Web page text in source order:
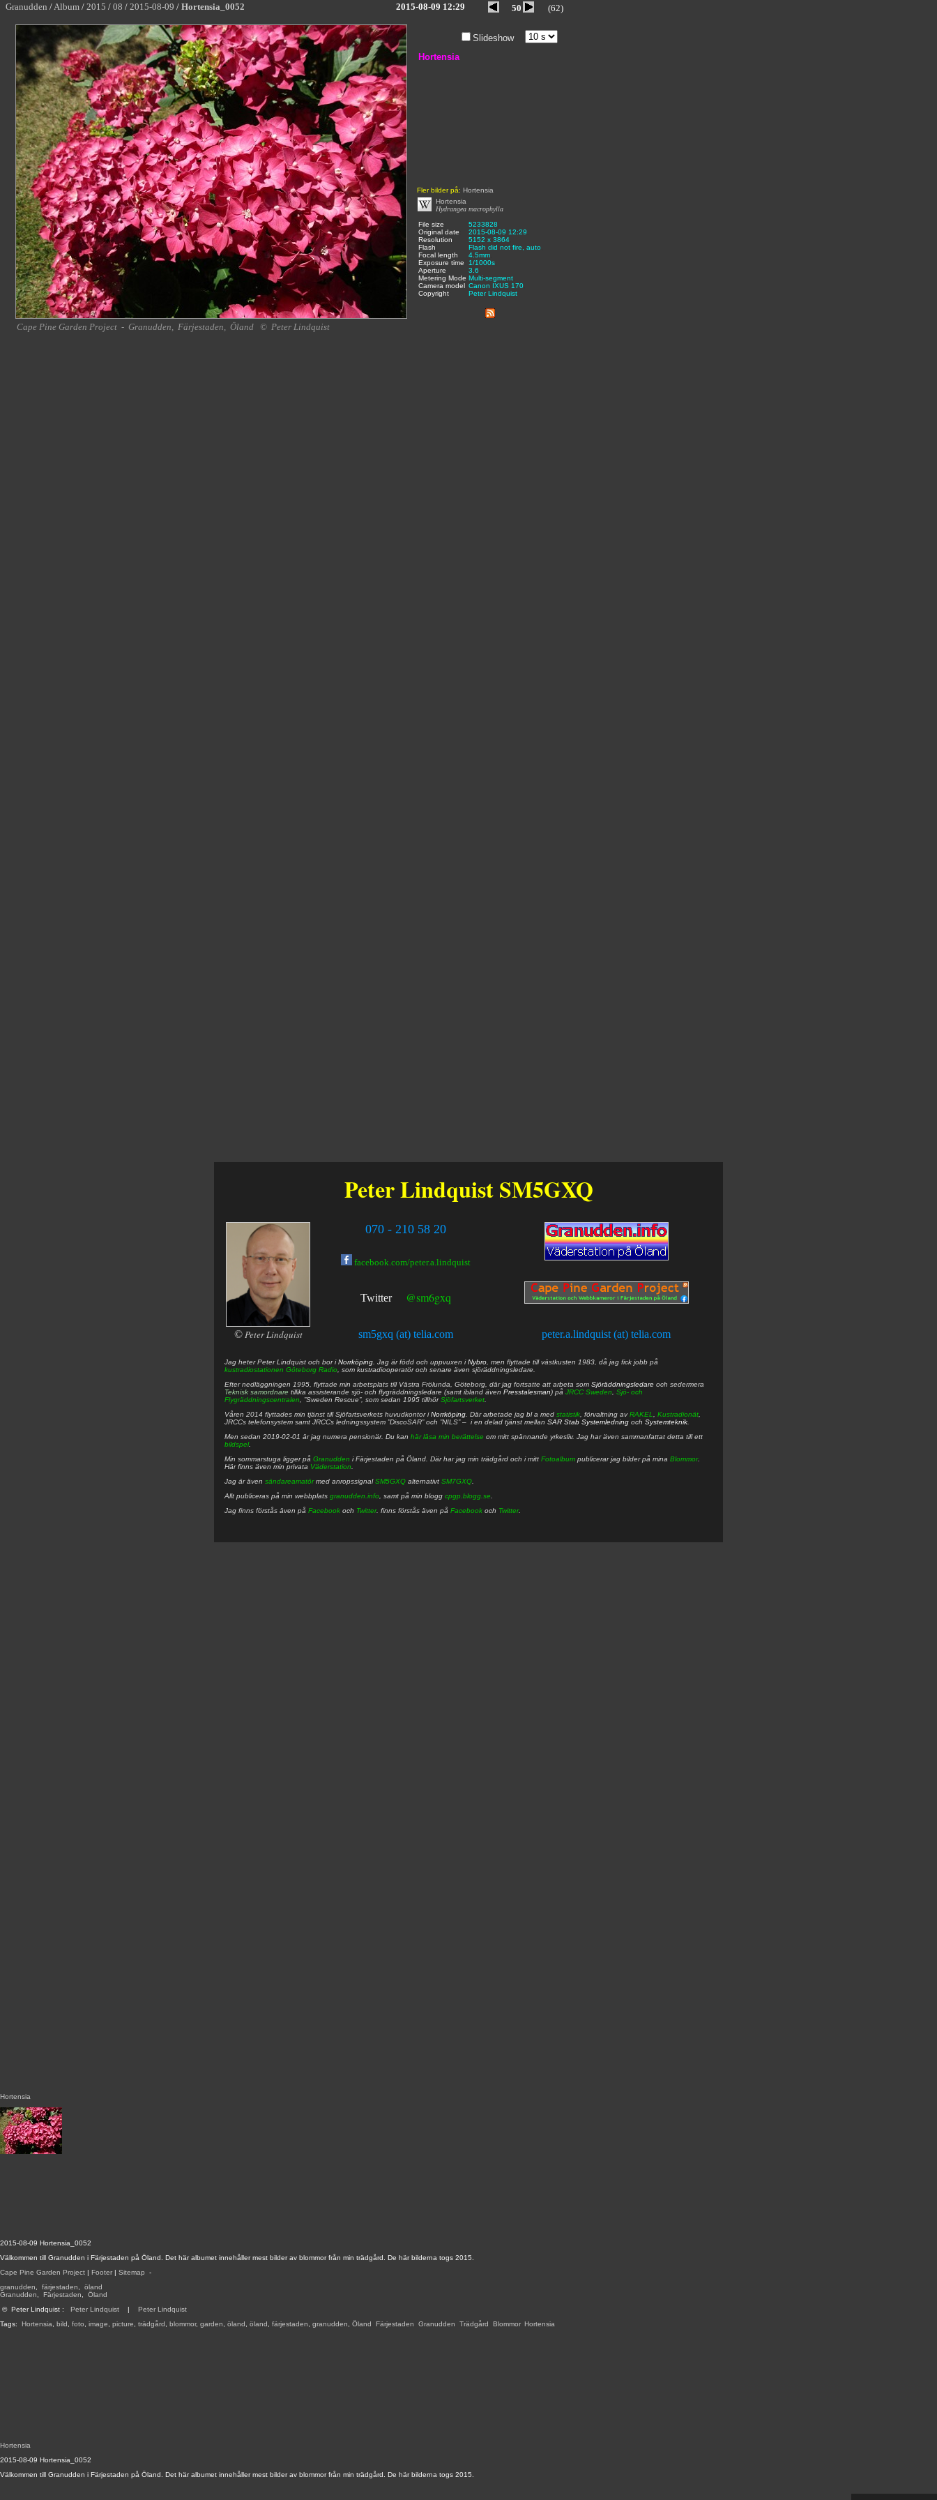
Granudden /Album / 2015 / 08 / 2015-08-09 / Hortensia_0052 2015-08-09 12:29 50 (62)
Slideshow
Hortensia
2015-08-09 Hortensia_0052
Välkommen till Granudden i Färjestaden på Öland. Det här albumet innehåller mest bilder av blommor från min trädgård. De här bilderna togs 2015.
Cape Pine Garden Project | Footer | Sitemap -
granudden
färjestaden
öland
Granudden
Färjestaden
Öland
© Peter Lindquist : Peter Lindquist | Peter Lindquist
Tags: Hortensia bild foto image picture trädgård blommor, garden öland öland färjestaden granudden Öland Färjestaden Granudden Trädgård Blommor, Hortensia
Hortensia
Fler bilder på: Hortensia
Hortensia
Hydrangea macrophylla
File size
5233828
Original date
2015-08-09 12:29
Resolution
5152 x 3864
Flash
Flash did not fire, auto
Focal length
4.5mm
Exposure time
1/1000s
Aperture
3.6
Metering Mode Multi-segment
Camera model Canon IXUS 170
Copyright
Peter Lindquist
Hortensia
2015-08-09 Hortensia_0052
Välkommen till Granudden i Färjestaden på Öland. Det här albumet innehåller mest bilder av blommor från min trädgård. De här bilderna togs 2015.
Cape Pine Garden Project - Granudden, Färjestaden, Öland © Peter Lindquist
Peter Lindquist SM5GXQ
© Peter Lindquist
070 - 210 58 20
facebook.com/peter.a.lindquist
Twitter @sm6gxq
sm5gxq (at) telia.com peter.a.lindquist (at) telia.com
Jag heterPeter Lindquist och bor iNorrköping . Jag är född och uppvuxen iNybro , men flyttade till västkusten 1983, då jag fick jobb på
kustradiostationen Göteborg Radio , som kustradiooperatör och senare även sjöräddningsledare.
Efter nedläggningen 1995, flyttade min arbetsplats till Västra Frölunda, Göteborg, där jag fortsatte att arbeta som Sjöräddningsledare och sedermera
Teknisk samordnare tillika assisterande sjö- och flygräddningsledare (samt ibland även Presstalesman) på JRCC Sweden
Sjö- och
Flygräddningscentralen , ”Sweden Rescue”, som sedan 1995 tillhörSjöfartsverket
Våren 2014 flyttades min tjänst till Sjöfartsverkets huvudkontor iNorrköping . Där arbetade jag bl a med statistik , förvaltning avRAKEL Kustradionät
JRCCs telefonsystem samt JRCCs ledningssystem ”DiscoSAR” och ”NILS” – i en delad tjänst mellan SAR Stab Systemledning och Systemteknik
Men sedan 2019-02-01 är jag numera pensionär. Du kan här läsa min berättelse om mitt spännande yrkesliv. Jag har även sammanfattat detta till ett
bildspel.
Min sommarstuga ligger på Granudden i Färjestaden på Öland. Där har jag min trädgård och i mitt Fotoalbum publicerar jag bilder på mina Blommor.
Här finns även min privata Väderstation
Jag är även sändareamatörmed anropssignalSM5GXQ alternativt SM7GXQ
Allt publiceras på min webbplats granudden.info , samt på min blogg cpgp.blogg.se
Jag finns förstås även på Facebook och Twitter. finns förstås även på Facebook och Twitter.